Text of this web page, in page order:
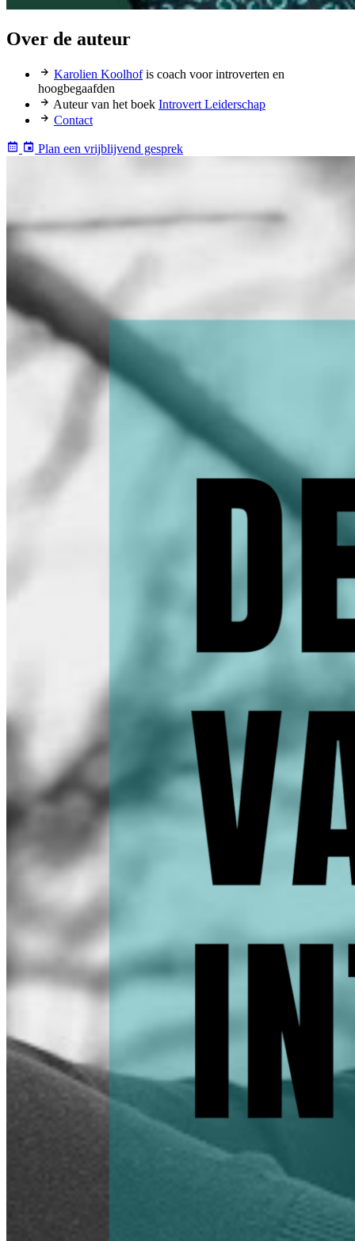
Over de auteur
Karolien Koolhofis coach voor introverten en
hoogbegaafden
Auteur van het boek Introvert Leiderschap
Contact
Plan een vrijblijvend gesprek